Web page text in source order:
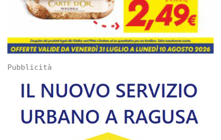
Pubblicità